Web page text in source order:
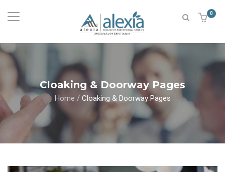
0
Cloaking & Doorway Pages
Home / Cloaking & Doorway Pages